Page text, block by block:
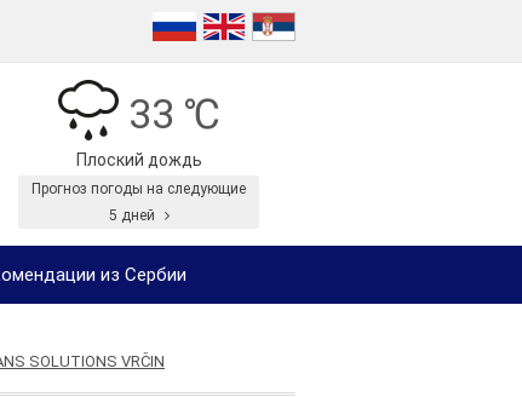
33 ℃
Плоский дождь
Прогноз погоды на следующие
5 дней
из Сербии
SOLUTIONS VRČIN